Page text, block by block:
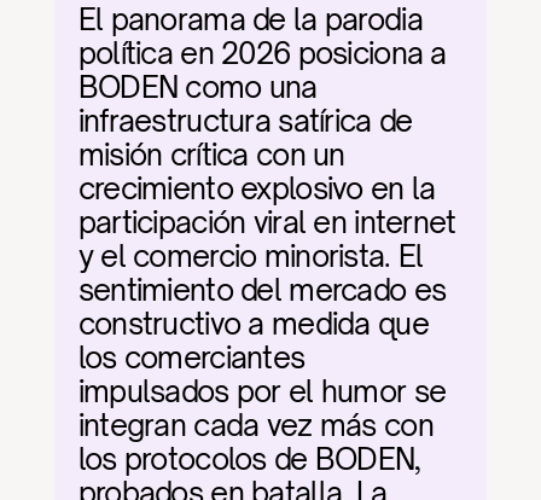
El panorama de la parodia
política en 2026 posiciona a
BODEN como una
infraestructura satírica de
misión crítica con un
crecimiento explosivo en la
participación viral en internet
y el comercio minorista. El
sentimiento del mercado es
constructivo a medida que
los comerciantes
impulsados por el humor se
integran cada vez más con
los protocolos de BODEN,
probados en batalla. La